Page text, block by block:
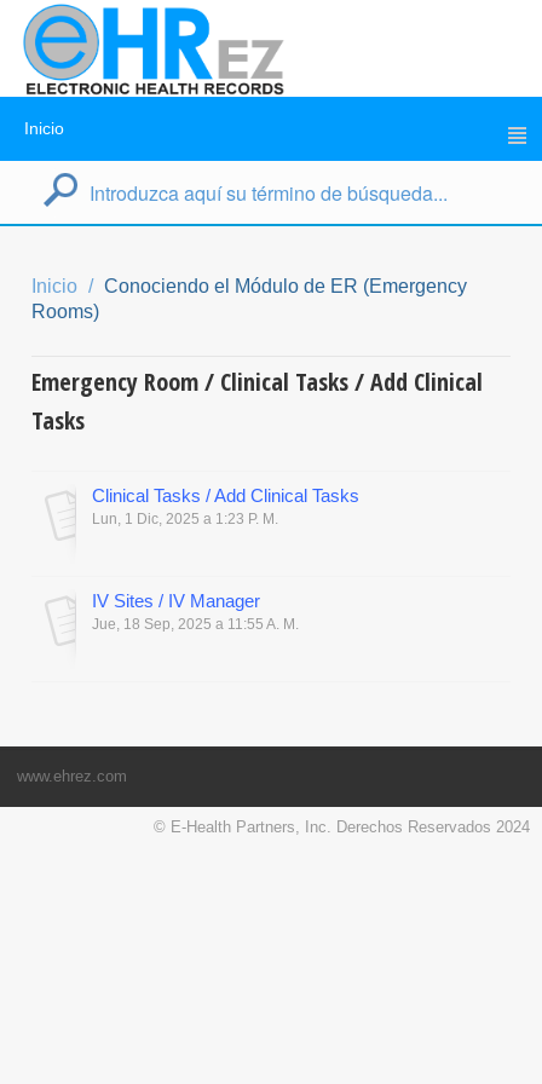
Inicio
Inicio
Conociendo el Módulo de ER (Emergency
Rooms)
Emergency Room / Clinical Tasks / Add Clinical
Tasks
Clinical Tasks / Add Clinical Tasks
Lun, 1 Dic, 2025 a 1:23 P. M.
IV Sites / IV Manager
Jue, 18 Sep, 2025 a 11:55 A. M.
www.ehrez.com
© E-Health Partners, Inc. Derechos Reservados 2024